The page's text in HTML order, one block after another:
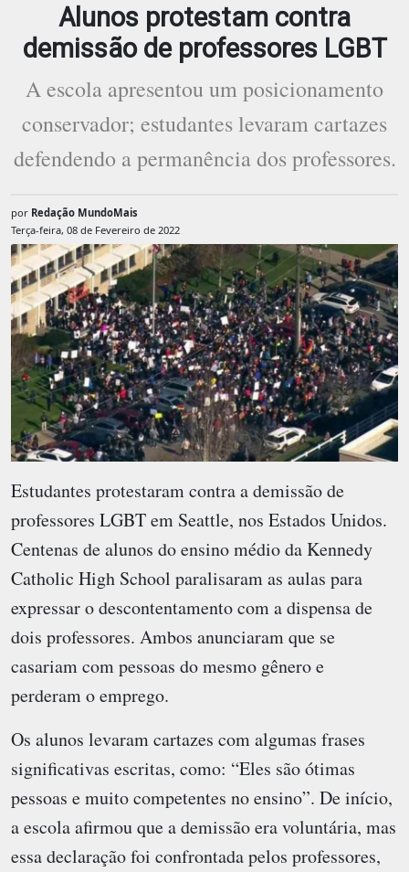
Alunos protestam contra
demissão de professores LGBT
A escola apresentou um posicionamento
conservador; estudantes levaram cartazes
defendendo a permanência dos professores.
por Redação MundoMais
Terça-feira, 08 de Fevereiro de 2022
Estudantes protestaram contra a demissão de
professores LGBT em Seattle, nos Estados Unidos.
Centenas de alunos do ensino médio da Kennedy
Catholic High School paralisaram as aulas para
expressar o descontentamento com a dispensa de
dois professores. Ambos anunciaram que se
casariam com pessoas do mesmo gênero e
perderam o emprego.
Os alunos levaram cartazes com algumas frases
significativas escritas, como: “Eles são ótimas
pessoas e muito competentes no ensino”. De início,
a escola afirmou que a demissão era voluntária, mas
essa declaração foi confrontada pelos professores,